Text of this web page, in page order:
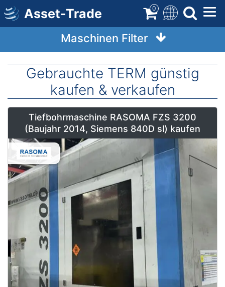
Direkt
zum
Inhalt
Asset-Trade 0
Maschinen Filter
Gebrauchte TERM günstig
kaufen & verkaufen
Tiefbohrmaschine RASOMA FZS 3200
(Baujahr 2014, Siemens 840D sl) kaufen